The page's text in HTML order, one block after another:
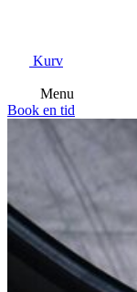
Kurv
Menu
Book en tid